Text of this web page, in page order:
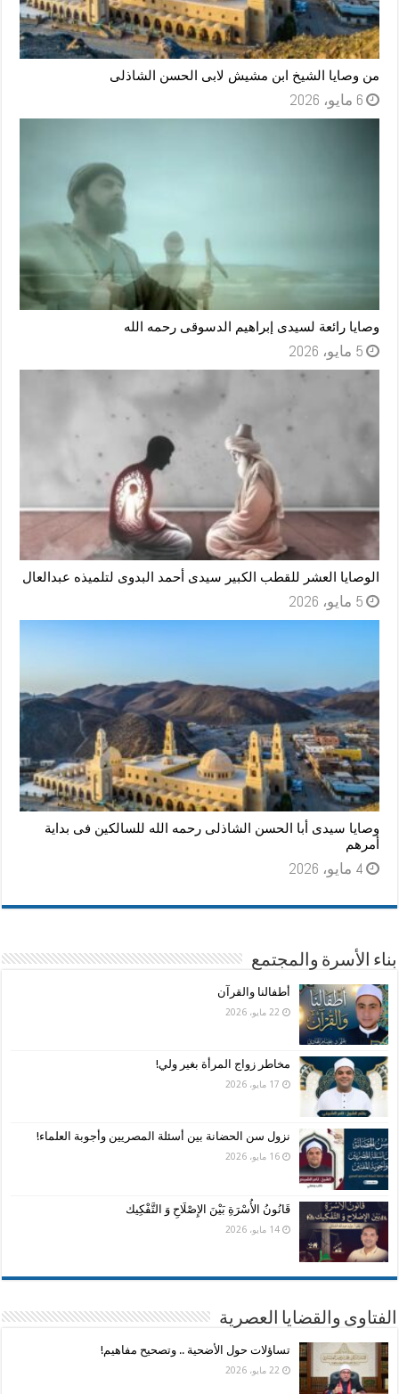
من وصايا الشيخ ابن مشيش لابى الحسن الشاذلى
6 مايو، 2026
وصايا رائعة لسيدى إبراهيم الدسوقى رحمه الله
5 مايو، 2026
الوصايا العشر للقطب الكبير سيدى أحمد البدوى لتلميذه عبدالعال
5 مايو، 2026
وصايا سيدى أبا الحسن الشاذلى رحمه الله للسالكين فى بداية
أمرهم
4 مايو، 2026
بناء الأسرة والمجتمع
أطفالنا والقرآن
22 مايو، 2026
مخاطر زواج المرأة بغير ولي!
17 مايو، 2026
نزول سن الحضانة بين أسئلة المصريين وأجوبة العلماء!
16 مايو، 2026
قَانُونُ الأُسْرَةِ بَيْنَ الإِصْلَاحِ وَ التَّفْكِيك
14 مايو، 2026
الفتاوى والقضايا العصرية
تساؤلات حول الأضحية .. وتصحيح مفاهيم!
22 مايو، 2026